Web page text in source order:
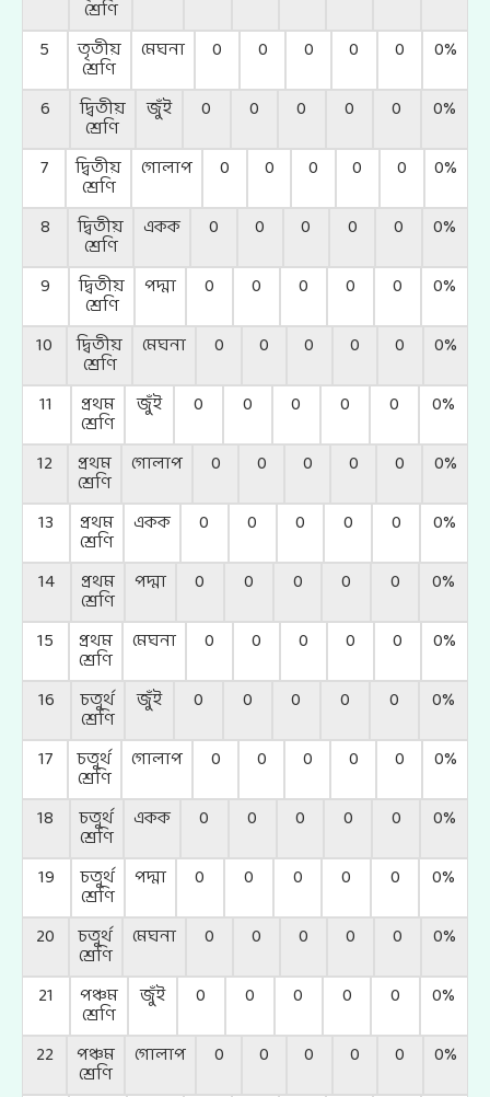
শ্রেণি
5
তৃতীয়
শ্রেণি
মেঘনা 0 0 0 0 0
0%
6
দ্বিতীয়
শ্রেণি
জুঁই 0 0 0 0 0
0%
7
দ্বিতীয়
শ্রেণি
গোলাপ 0 0 0 0 0
0%
8
দ্বিতীয়
শ্রেণি
একক 0 0 0 0 0
0%
9
দ্বিতীয়
শ্রেণি
পদ্মা 0 0 0 0 0
0%
10
দ্বিতীয়
শ্রেণি
মেঘনা 0 0 0 0 0
0%
11
প্রথম
শ্রেণি
জুঁই 0 0 0 0 0
0%
12
প্রথম
শ্রেণি
গোলাপ 0 0 0 0 0
0%
13
প্রথম
শ্রেণি
একক 0 0 0 0 0
0%
14
প্রথম
শ্রেণি
পদ্মা 0 0 0 0 0
0%
15
প্রথম
শ্রেণি
মেঘনা 0 0 0 0 0
0%
16
চতুর্থ
শ্রেণি
জুঁই 0 0 0 0 0
0%
17
চতুর্থ
শ্রেণি
গোলাপ 0 0 0 0 0
0%
18
চতুর্থ
শ্রেণি
একক 0 0 0 0 0
0%
19
চতুর্থ
শ্রেণি
পদ্মা 0 0 0 0 0
0%
20
চতুর্থ
শ্রেণি
মেঘনা 0 0 0 0 0
0%
21
পঞ্চম
শ্রেণি
জুঁই 0 0 0 0 0
0%
22
পঞ্চম
শ্রেণি
গোলাপ 0 0 0 0 0
0%